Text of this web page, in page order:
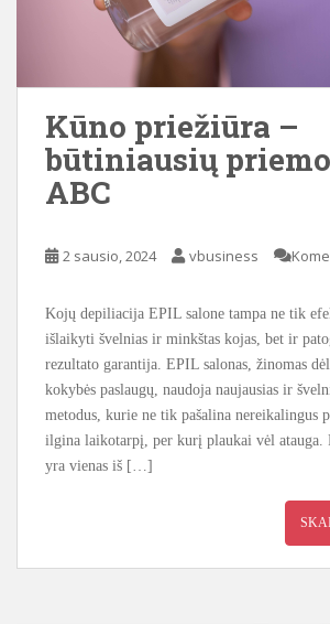
Kūno priežiūra –
būtiniausių
ABC
2 sausio, 2024 vbusiness
Kojų depiliacija EPIL salone tampa ne tik
išlaikyti švelnias ir minkštas kojas, bet ir
rezultato garantija. EPIL salonas, žinomas
kokybės paslaugų, naudoja naujausias ir
metodus, kurie ne tik pašalina nereikalingus
ilgina laikotarpį, per kurį plaukai vėl atauga.
yra vienas iš […]